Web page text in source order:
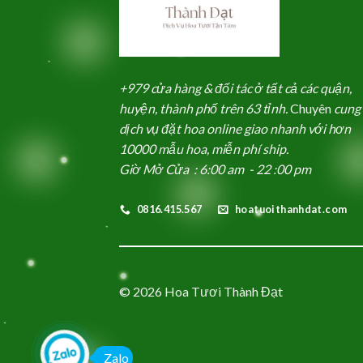
+979 cửa hàng & đối tác ở tất cả các quận,
huyện, thành phố trên 63 tỉnh.Chuyên
dịch vụ đặt hoa online giao nhanh với hơn
10000 mẫu hoa, miễn phí ship.
Giờ Mở Cửa : 6:00 am - 22 :00 pm
0816.415.567 hoatuoithanhdat.com
© 2026 Hoa Tươi Thành Đạt
Zalo